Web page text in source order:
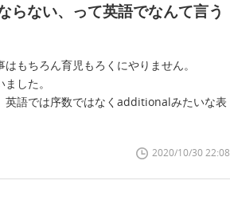
らない、って英語でなんて言う
もちろん育児もろくにやりません。
した。
英語では序数ではなくadditionalみたいな表
2020/10/30 22:08